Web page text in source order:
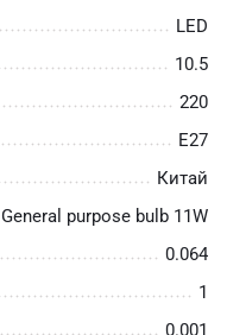
LED
10.5
220
E27
Китай
General purpose bulb 11W
0.064
1
0.001